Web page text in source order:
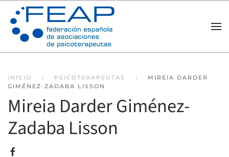
Skip to main content
INICIO PSICOTERAPEUTAS
MIREIA DARDER
GIMÉNEZ-ZADABA LISSON
Mireia Darder Giménez-
Zadaba Lisson